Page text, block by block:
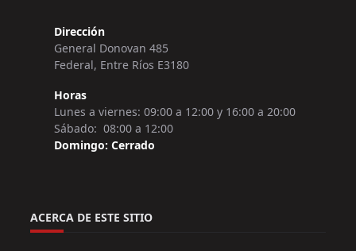
Dirección
General Donovan 485
Federal, Entre Ríos E3180
Horas
Lunes a viernes: 09:00 a 12:00 y 16:00 a 20:00
Sábado: 08:00 a 12:00
Domingo: Cerrado
ACERCA DE ESTE SITIO